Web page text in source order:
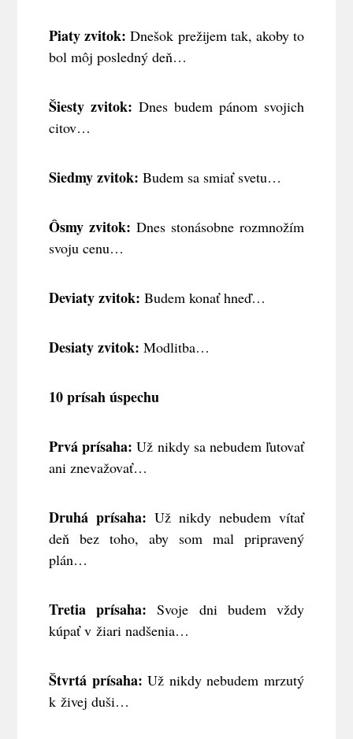
Piaty zvitok: Dnešok prežijem tak, akoby to
bol môj posledný deň…
Šiesty zvitok: Dnes budem pánom svojich
citov…
Siedmy zvitok: Budem sa smiať svetu…
Ôsmy zvitok: Dnes stonásobne rozmnožím
svoju cenu…
Deviaty zvitok: Budem konať hneď…
Desiaty zvitok: Modlitba…
10 prísah úspechu
Prvá prísaha: Už nikdy sa nebudem ľutovať
ani znevažovať…
Druhá prísaha: Už nikdy nebudem vítať
deň bez toho, aby som mal pripravený
plán…
Tretia prísaha: Svoje dni budem vždy
kúpať v žiari nadšenia…
Štvrtá prísaha: Už nikdy nebudem mrzutý
k živej duši…